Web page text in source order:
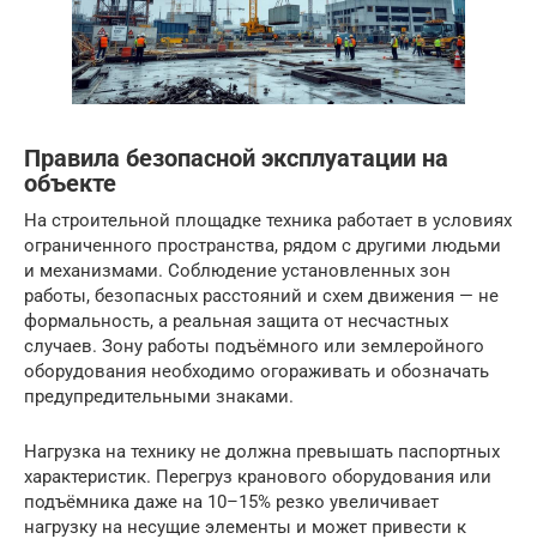
Правила безопасной эксплуатации на
объекте
На строительной площадке техника работает в условиях
ограниченного пространства, рядом с другими людьми
и механизмами. Соблюдение установленных зон
работы, безопасных расстояний и схем движения — не
формальность, а реальная защита от несчастных
случаев. Зону работы подъёмного или землеройного
оборудования необходимо огораживать и обозначать
предупредительными знаками.
Нагрузка на технику не должна превышать паспортных
характеристик. Перегруз кранового оборудования или
подъёмника даже на 10–15% резко увеличивает
нагрузку на несущие элементы и может привести к